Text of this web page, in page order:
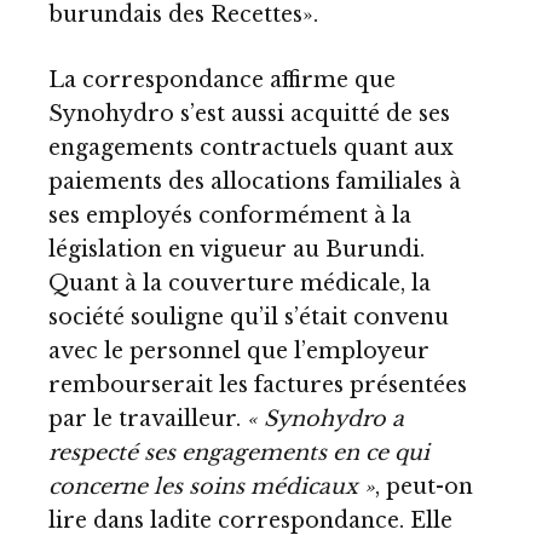
burundais des Recettes».
La correspondance affirme que
Synohydro s’est aussi acquitté de ses
engagements contractuels quant aux
paiements des allocations familiales à
ses employés conformément à la
législation en vigueur au Burundi.
Quant à la couverture médicale, la
société souligne qu’il s’était convenu
avec le personnel que l’employeur
rembourserait les factures présentées
par le travailleur. « Synohydro a
respecté ses engagements en ce qui
concerne les soins médicaux », peut-on
lire dans ladite correspondance. Elle